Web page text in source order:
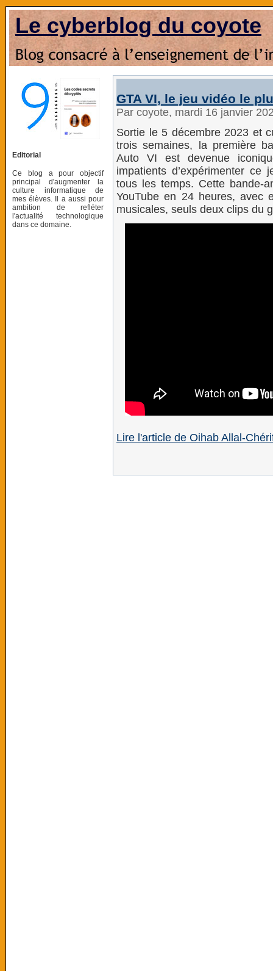
Le cyberblog du coyote
Editorial
Ce blog a pour objectif
principal d'augmenter la
culture informatique de
mes élèves. Il a aussi pour
ambition de refléter
l'actualité technologique
dans ce domaine.
GTA VI, le jeu vidéo le
Par coyote, mardi 16 janvier
Sortie le 5 décembre 2023 et
trois semaines, la première
Auto VI est devenue
impatients d’expérimenter
tous les temps. Cette bande-
YouTube en 24 heures, avec
musicales, seuls deux clips du
Lire l'article de Oihab Allal-